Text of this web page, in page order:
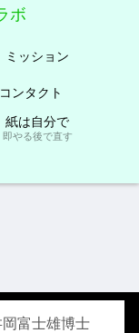
ボ
ミッション
コンタクト
紙は自分で
即やる後で直す
富士雄博士